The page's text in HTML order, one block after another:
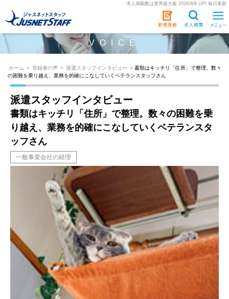
求人掲載数は業界最大級 2026/8/8 UP! 毎日更新
VOICE
ホーム > 登録者の声 > 派遣スタッフインタビュー > 書類はキッチリ「住所」で整理。数々
の困難を乗り越え、業務を的確にこなしていくベテランスタッフさん
派遣スタッフインタビュー
書類はキッチリ「住所」で整理。数々の困難を乗
り越え、業務を的確にこなしていくベテランスタ
ッフさん
一般事業会社の経理